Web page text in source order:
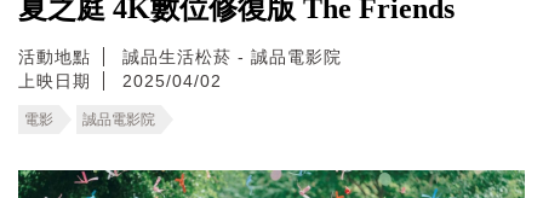
夏之庭 4K數位修復版 The Friends
活動地點
誠品生活松菸 - 誠品電影院
上映日期
2025/04/02
電影 誠品電影院